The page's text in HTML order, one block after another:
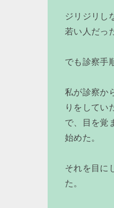
ジリジリし
若い人だっ
でも診察手
私が診察か
りをしてい
で、目を覚
始めた。
それを目に
た。